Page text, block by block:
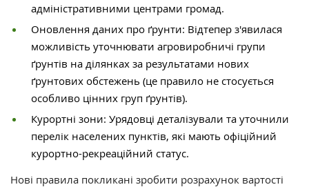
адміністративними центрами громад.
Оновлення даних про ґрунти: Відтепер з'явилася
можливість уточнювати агровиробничі групи
ґрунтів на ділянках за результатами нових
ґрунтових обстежень (це правило не стосується
особливо цінних груп ґрунтів).
Курортні зони: Урядовці деталізували та уточнили
перелік населених пунктів, які мають офіційний
курортно-рекреаційний статус.
Нові правила покликані зробити розрахунок вартості